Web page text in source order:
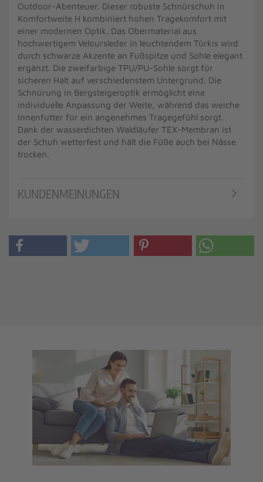
Outdoor-Abenteuer. Dieser robuste Schnürschuh in
Komfortweite H kombiniert hohen Tragekomfort mit
einer modernen Optik. Das Obermaterial aus
hochwertigem Veloursleder in leuchtendem Türkis wird
durch schwarze Akzente an Fußspitze und Sohle elegant
ergänzt. Die zweifarbige TPU/PU-Sohle sorgt für
sicheren Halt auf verschiedenstem Untergrund. Die
Schnürung in Bergsteigeroptik ermöglicht eine
individuelle Anpassung der Weite, während das weiche
Innenfutter für ein angenehmes Tragegefühl sorgt.
Dank der wasserdichten Waldläufer TEX-Membran ist
der Schuh wetterfest und hält die Füße auch bei Nässe
trocken.
KUNDENMEINUNGEN